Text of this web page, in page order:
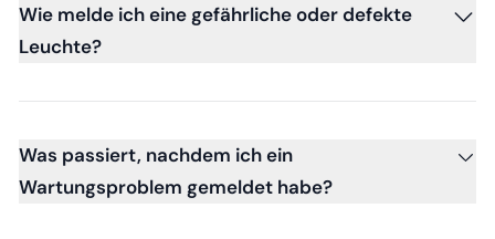
Wie melde ich eine gefährliche oder defekte
Leuchte?
Was passiert, nachdem ich ein
Wartungsproblem gemeldet habe?